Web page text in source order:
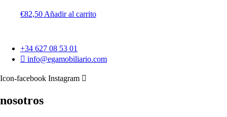
€82,50 Añadir al carrito
+34 627 08 53 01
info@egamobiliario.com
Icon-facebook Instagram
nosotros